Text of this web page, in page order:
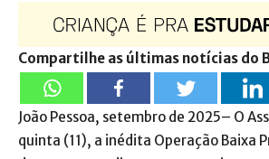
Compartilhe as últimas notícias do
João Pessoa, setembro de 2025– O
quinta (11), a inédita Operação Baixa